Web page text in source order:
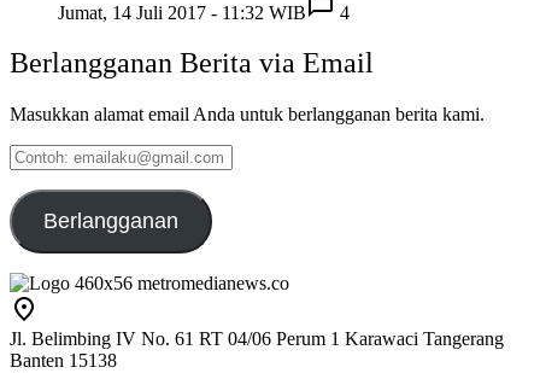
Jumat, 14 Juli 2017 - 11:32 WIB
4
Berlangganan Berita via Email
Masukkan alamat email Anda untuk berlangganan berita kami.
Contoh:
emailaku@gmail.com
Berlangganan
Jl. Belimbing IV No. 61 RT 04/06 Perum 1 Karawaci Tangerang
Banten 15138